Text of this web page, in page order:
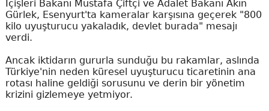
İçişleri Bakanı Mustafa Çiftçi ve Adalet Bakanı Akın
Gürlek, Esenyurt'ta kameralar karşısına geçerek "800
kilo uyuşturucu yakaladık, devlet burada" mesajı
verdi.
Ancak iktidarın gururla sunduğu bu rakamlar, aslında
Türkiye'nin neden küresel uyuşturucu ticaretinin ana
rotası haline geldiği sorusunu ve derin bir yönetim
krizini gizlemeye yetmiyor.